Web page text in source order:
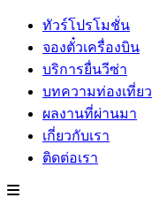
ทัวร์โปรโมชั่น
จองตั๋วเครื่องบิน
บริการยื่นวีซ่า
บทความท่องเที่ยว
ผลงานที่ผ่านมา
เกี่ยวกับเรา
ติดต่อเรา